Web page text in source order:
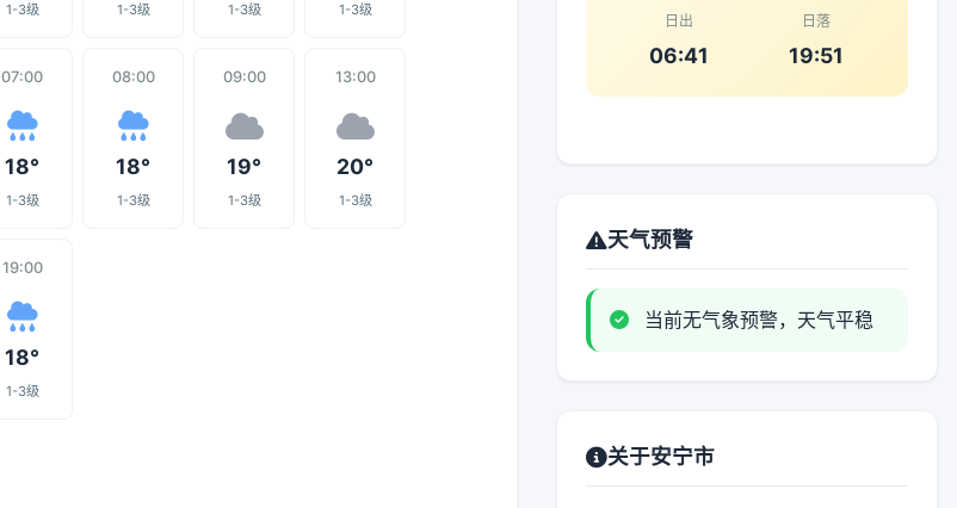
1-3级 1-3级 1-3级 1-3级
07:00
18°
1-3级
08:00
18°
1-3级
09:00
19°
1-3级
13:00
20°
1-3级
19:00
18°
1-3级
日出
06:41
日落
19:51
天气预警
当前无气象预警，天气平稳
关于安宁市